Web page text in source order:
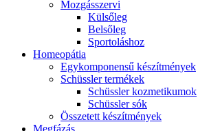
Mozgásszervi
Külsőleg
Belsőleg
Sportoláshoz
Homeopátia
Egykomponensű készítmények
Schüssler termékek
Schüssler kozmetikumok
Schüssler sók
Összetett készítmények
Megfázás